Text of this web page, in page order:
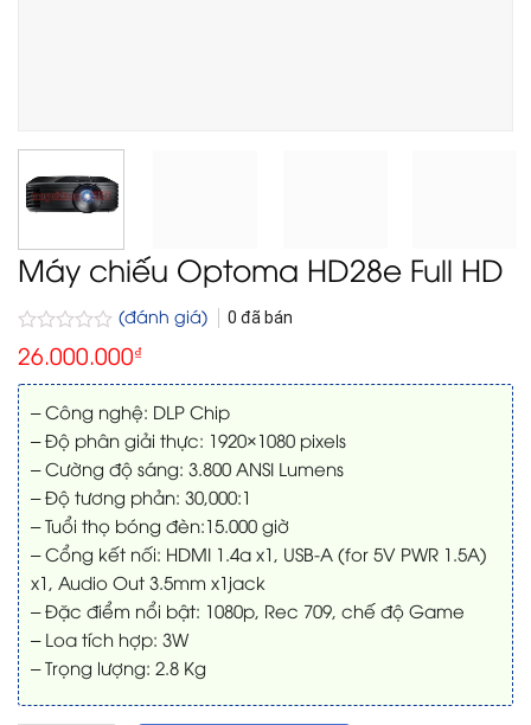
Máy chiếu Optoma HD28e Full HD
Được
xếp
hạng
0
5
sao
(đánh giá) 0 đã bán
26.000.000₫
– Công nghệ: DLP Chip
– Độ phân giải thực: 1920×1080 pixels
– Cường độ sáng: 3.800 ANSI Lumens
– Độ tương phản: 30,000:1
– Tuổi thọ bóng đèn:15.000 giờ
– Cổng kết nối: HDMI 1.4a x1, USB-A (for 5V PWR 1.5A)
x1, Audio Out 3.5mm x1jack
– Đặc điểm nổi bật: 1080p, Rec 709, chế độ Game
– Loa tích hợp: 3W
– Trọng lượng: 2.8 Kg